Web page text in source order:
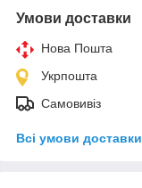
Умови доставки
Нова Пошта
Укрпошта
Самовивіз
Всі умови доставки